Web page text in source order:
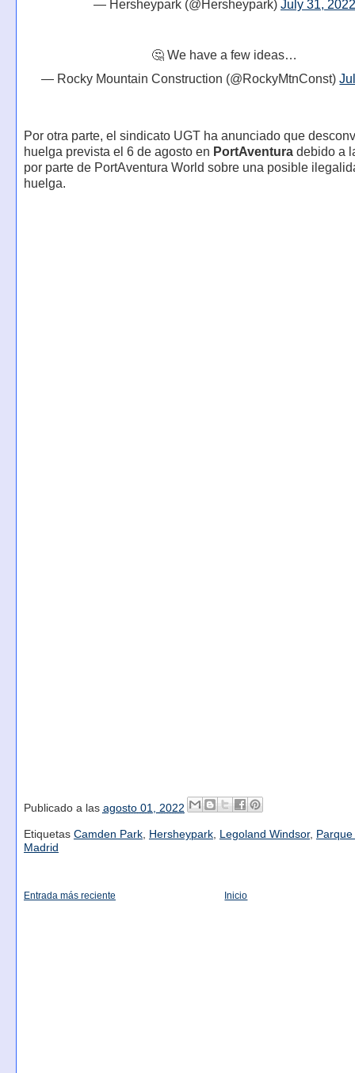
— Hersheypark (@Hersheypark) July 31, 2022
🤔 We have a few ideas…
— Rocky Mountain Construction (@RockyMtnConst)
Por otra parte, el sindicato UGT ha anunciado que
huelga prevista el 6 de agosto en PortAventuradebido a
por parte de PortAventura World sobre una posible
huelga.
Publicado a las agosto 01, 2022
Etiquetas Camden Park, Hersheypark, Legoland Windsor,
Madrid
Entrada más reciente Inicio